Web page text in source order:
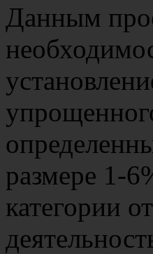
Данным
размере 1-
категории